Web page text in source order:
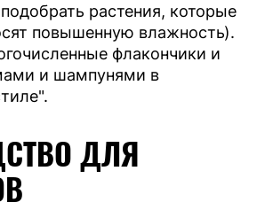
растения, которые
повышенную влажность).
флакончики и
и шампунями в
ДЛЯ